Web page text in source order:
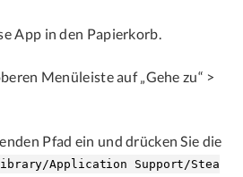
App in den Papierkorb.
Menüleiste auf „Gehe zu“ >
Pfad ein und drücken Sie die
Application Support/Stea